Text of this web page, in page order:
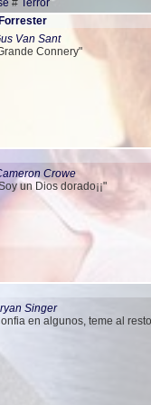
#
Terror
Van Sant
Connery"
Crowe
un Dios dorado¡¡"
Singer
en algunos, teme al